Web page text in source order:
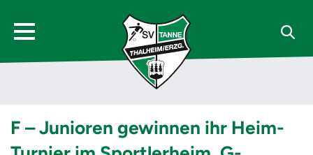
F – Junioren gewinnen ihr Heim-